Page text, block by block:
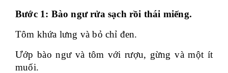
Bước 1: Bào ngư rửa sạch rồi thái miếng.
Tôm khứa lưng và bỏ chỉ đen.
Ướp bào ngư và tôm với rượu, gừng và một ít
muối.